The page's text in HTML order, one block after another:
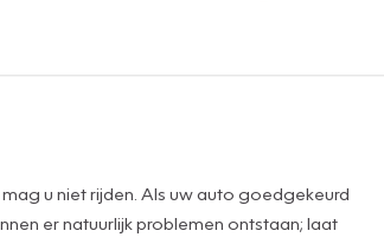
u niet rijden. Als uw auto goedgekeurd
er natuurlijk problemen ontstaan; laat